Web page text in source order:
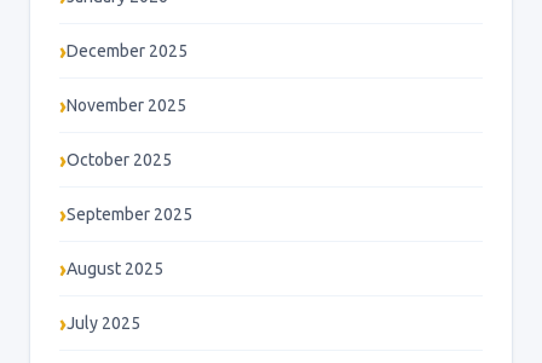
December 2025
November 2025
October 2025
September 2025
August 2025
July 2025